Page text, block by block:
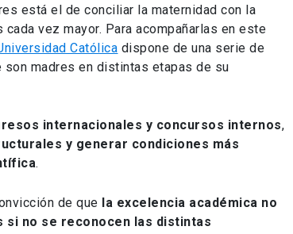
está el de conciliar la maternidad con la
vez mayor. Para acompañarlas en este
Católica dispone de una serie de
madres en distintas etapas de su
internacionales y concursos internos,
y generar condiciones más
.
de que la excelencia académica no
si no se reconocen las distintas